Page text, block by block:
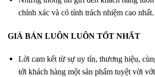
chính xác và có tính trách nhiệm cao nhất.
GIÁ BÁN LUÔN LUÔN TỐT NHẤT
Lời cam kết từ sự uy tín, thương hiệu,
tới khách hàng một sản phẩm tuyệt vời